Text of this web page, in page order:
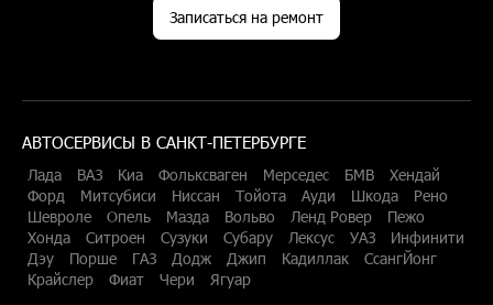
Записаться на ремонт
АВТОСЕРВИСЫ В САНКТ-ПЕТЕРБУРГЕ
Лада ВАЗ Киа Фольксваген Мерседес БМВ
Хендай
Форд
Митсубиси Ниссан Тойота Ауди Шкода
Рено
Шевроле
Опель Мазда Вольво Ленд Ровер
Пежо
Хонда
Ситроен Сузуки Субару Лексус УАЗ
Инфинити
Дэу
Порше ГАЗ Додж Джип Кадиллак
СсангЙонг
Крайслер
Фиат Чери Ягуар